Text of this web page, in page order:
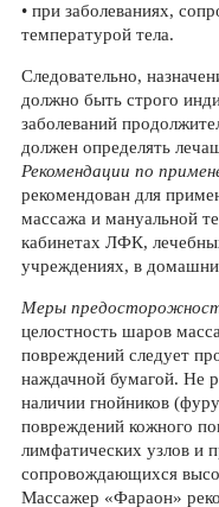
• при заболеваниях,
температурой тела.
Следовательно,
должно быть строго
заболеваний
должен определять
Рекомендации по
рекомендован для
массажа и мануальной
кабинетах ЛФК,
учреждениях, в
Меры
целостность шаров
повреждений следует
наждачной бумагой. Не
наличии гнойников
повреждений кожного
лимфатических узлов и
сопровождающихся
Массажер «Фараон»